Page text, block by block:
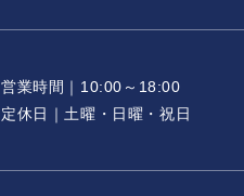
営業時間｜10:00～18:00
定休日｜土曜・日曜・祝日